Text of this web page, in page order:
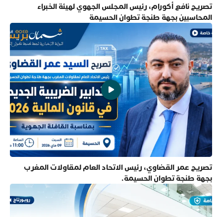
تصريح نافع أكورام، رئيس المجلس الجهوي لهيئة الخبراء
المحاسبين بجهة طنجة تطوان الحسيمة
تصريح عمر القضاوي، رئيس الاتحاد العام لمقاولات المغرب
بجهة طنجة تطوان الحسيمة.